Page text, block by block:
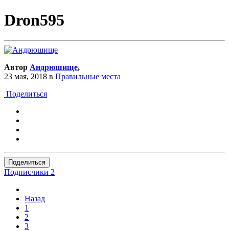
Dron595
Автор Андрюшище,
23 мая, 2018 в Правильные места
Поделиться
Поделиться
Подписчики 2
Назад
1
2
3